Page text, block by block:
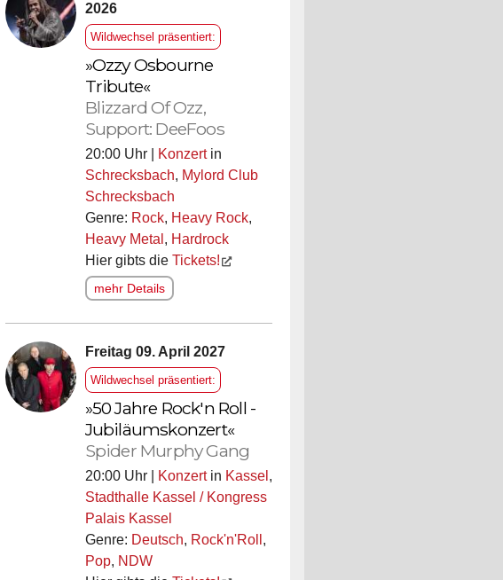
2026
Wildwechsel präsentiert:
»Ozzy Osbourne
Tribute«
Blizzard Of Ozz,
Support: DeeFoos
20:00 Uhr | Konzertin
Schrecksbach, Mylord Club
Schrecksbach
Genre: Rock, Heavy Rock,
Heavy Metal , Hardrock
Hier gibts die Tickets!
mehr Details
Freitag 09. April 2027
Wildwechsel präsentiert:
»50 Jahre Rock'n Roll -
Jubiläumskonzert«
Spider Murphy Gang
20:00 Uhr | Konzertin Kassel ,
Stadthalle Kassel / Kongress
Palais Kassel
Genre: Deutsch, Rock'n'Roll ,
Pop, NDW